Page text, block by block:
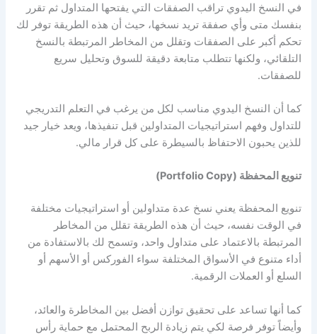
في النسخ اليدوي تراقب الصفقات التي يفتحها المتداول ثم تقرر
بنفسك متى وأي صفقة تريد نسخها، حيث أن هذه الطريقة توفر لك
تحكم أكبر على الصفقات وتقلل من المخاطر المرتبطة بالنسخ
التلقائي، ولكنها تتطلب متابعة دقيقة للسوق وتحليل سريع
للصفقات.
كما أن النسخ اليدوي مناسب لكل من يرغب في التعلم التدريجي
للتداول وفهم استراتيجيات المتداولين قبل تنفيذها، ويعد خيار جيد
للذين يحبون الاحتفاظ بالسيطرة على كل قرار مالي.
تنويع المحفظة (Portfolio Copy)
تنويع المحفظة يعني نسخ عدة متداولين أو استراتيجيات مختلفة
في الوقت نفسه، حيث أن هذه الطريقة تقلل من المخاطر
المرتبطة بالاعتماد على متداول واحد، وتسمح لك بالاستفادة من
أداء متنوع في الأسواق المختلفة سواء الفوركس أو الأسهم أو
السلع أو العملات الرقمية.
كما أنها تساعد على تحقيق توازن أفضل بين المخاطرة والعائد،
وأيضاً توفر فرصة لكي يتم زيادة الربح المحتمل مع حماية رأس